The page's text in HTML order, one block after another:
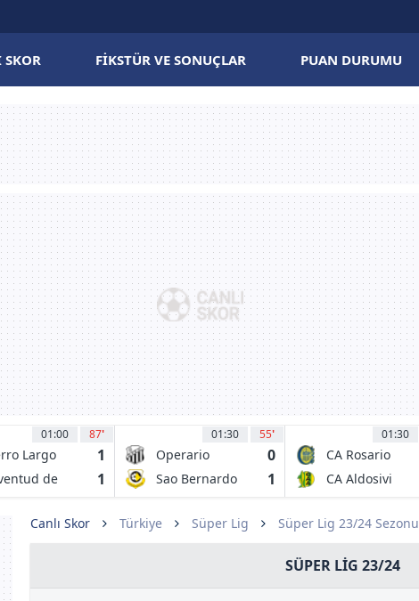
SKOR FIKSTÜR VE SONUÇLAR PUAN DURUMU
01:00 87'
Largo
1
de
1
01:30 55'
Operario
Ferroviario EC
0
Sao Bernardo
1
01:30
CA Rosario
Central
CA Aldosivi
Canlı Skor Türkiye Süper Lig Süper Lig 23/24 Sezonu
SÜPER LIG 23/24